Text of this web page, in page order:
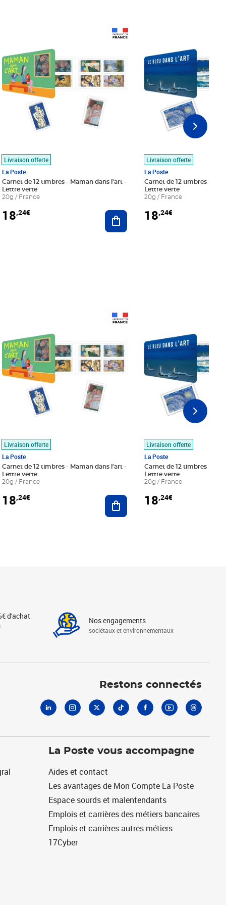
au panier
Livraison offerte
La Poste
Carnet de 12 timbres - Maman dans l'art -
Lettre verte
20g / France
18,24€ Ajouter au panier
Livraison offerte
La Poste
Carnet de 12 timbres - Le
Lettre verte
20g / France
18,24€
au panier
Livraison offerte
La Poste
Carnet de 12 timbres - Maman dans l'art -
Lettre verte
20g / France
18,24€ Ajouter au panier
Livraison offerte
La Poste
Carnet de 12 timbres - Le
Lettre verte
20g / France
18,24€
d'achat Nos engagements
sociétaux et environnementaux
Restons connectés
La Poste vous accompagne
Aides et contact
Les avantages de Mon Compte La Poste
Espace sourds et malentendants
Emplois et carrières des métiers bancaires
Emplois et carrières autres métiers
17Cyber